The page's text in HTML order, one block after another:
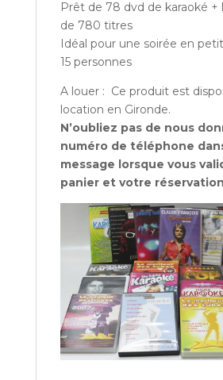
Prêt de 78 dvd de karaoké +
de 780 titres
Idéal pour une soirée en
15 personnes
A louer : Ce produit est
location en Gironde.
N’oubliez pas de nous
numéro de téléphone
message lorsque vous
panier et votre